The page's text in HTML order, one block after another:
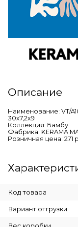
Описание
Наименование: VT/
30x7,2x9
Коллекция: Бамбу
Фабрика: KERAMA
Розничная цена: 271
Код товара
Вариант отгрузки